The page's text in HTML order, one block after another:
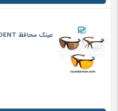
عینک محافظ ULTRADENT